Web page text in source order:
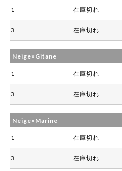
1 在庫切れ
3 在庫切れ
Neige×Gitane
1 在庫切れ
3 在庫切れ
Neige×Marine
1 在庫切れ
3 在庫切れ